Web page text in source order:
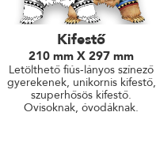
Kifestő
210 mm X 297 mm
Letölthető fiús-lányos színező
gyerekenek, unikornis kifestő,
szuperhősös kifestő.
Ovisoknak, óvodáknak.